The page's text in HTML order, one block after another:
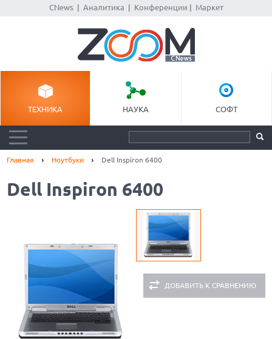
CNews| Аналитика Конференции Маркет
ТЕХНИКА НАУКА СОФТ
Главная Ноутбуки Dell Inspiron 6400
Dell Inspiron 6400
ДОБАВИТЬ К СРАВНЕНИЮ